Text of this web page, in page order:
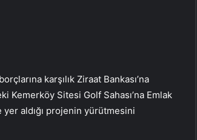
karşılık Ziraat Bankası’na
Kemerköy Sitesi Golf Sahası’na Emlak
aldığı projenin yürütmesini